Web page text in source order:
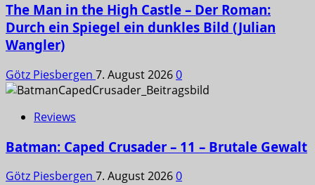
The Man in the High Castle – Der Roman:
Durch ein Spiegel ein dunkles Bild (Julian
Wangler)
Götz Piesbergen 7. August 20260
Reviews
Batman: Caped Crusader – 11 – Brutale Gewalt
Götz Piesbergen 7. August 20260